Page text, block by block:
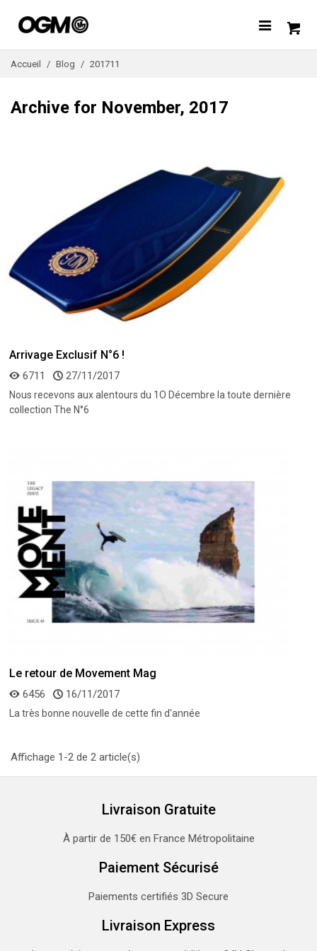
Accueil / Blog / 201711
Archive for November, 2017
Arrivage Exclusif N°6 !
6711 27/11/2017
Nous recevons aux alentours du 1O Décembre la toute dernière
collection The N°6
Le retour de Movement Mag
6456 16/11/2017
La très bonne nouvelle de cette fin d'année
Affichage 1-2 de 2 article(s)
Livraison Gratuite
À partir de 150€ en France Métropolitaine
Paiement Sécurisé
Paiements certifiés 3D Secure
Livraison Express